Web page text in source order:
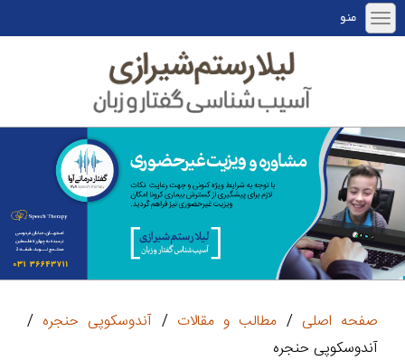
منو
صفحه اصلی / مطالب و مقالات / آندوسکوپی حنجره /
آندوسکوپی حنجره